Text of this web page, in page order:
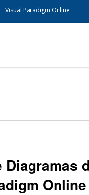
Visual Paradigm Online
Online